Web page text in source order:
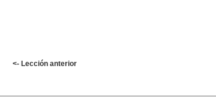
<- Lección anterior